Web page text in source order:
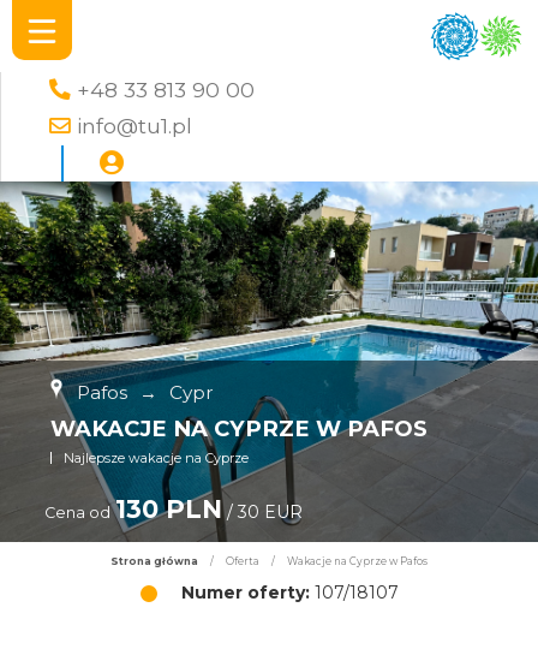
+48 33 813 90 00
info@tu1.pl
Pafos → Cypr
WAKACJE NA CYPRZE W PAFOS
Najlepsze wakacje na Cyprze
Cena od 130 PLN/ 30 EUR
Strona główna / Oferta / Wakacje na Cyprze w Pafos
Numer oferty:107/18107